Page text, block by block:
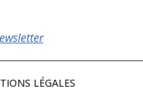
LÉGALES